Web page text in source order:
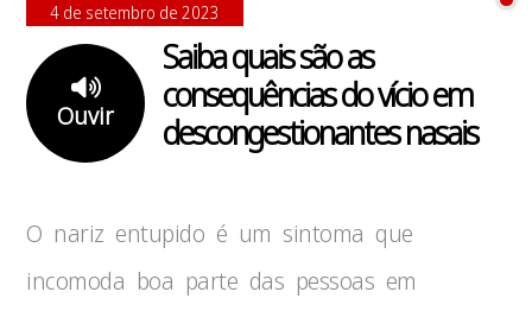
Saiba quais são as
consequências do vício em
descongestionantes nasais
Ouvir
4 de setembro de 2023
O nariz entupido é um sintoma que
incomoda boa parte das pessoas em